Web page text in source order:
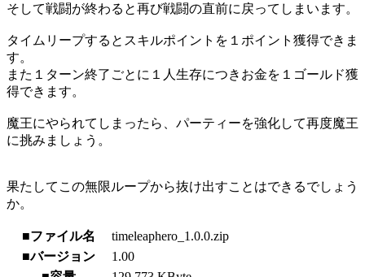
そして戦闘が終わると再び戦闘の直前に戻ってしまいます。
タイムリープするとスキルポイントを１ポイント獲得できま
す。
また１ターン終了ごとに１人生存につきお金を１ゴールド獲
得できます。
魔王にやられてしまったら、パーティーを強化して再度魔王
に挑みましょう。
果たしてこの無限ループから抜け出すことはできるでしょう
か。
■ファイル名
timeleaphero_1.0.0.zip
■バージョン
1.00